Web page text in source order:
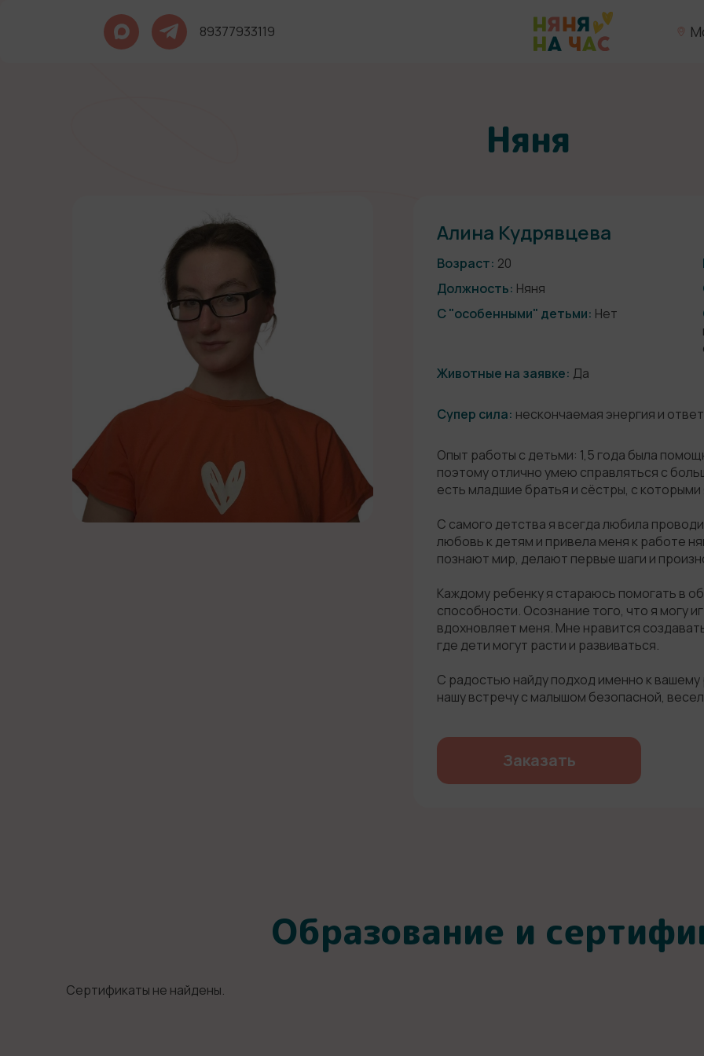
89377933119
Няня
Алина Кудрявцева
Возраст: 20
Должность: Няня
С "особенными" детьми: Нет
Животные на заявке: Да
Супер сила: нескончаемая энергия и
Опыт работы с детьми: 1,5 года была
поэтому отлично умею справляться с
есть младшие братья и сёстры, с
С самого детства я всегда любила
любовь к детям и привела меня к работе
познают мир, делают первые шаги и
Каждому ребенку я стараюсь помогать в
способности. Осознание того, что я могу
вдохновляет меня. Мне нравится
где дети могут расти и развиваться.
С радостью найду подход именно к
нашу встречу с малышом безопасной,
Заказать
Образование и
Сертификаты не найдены.